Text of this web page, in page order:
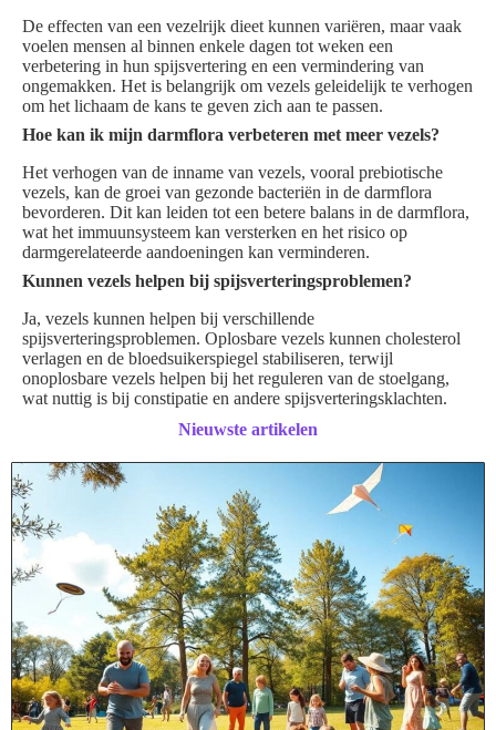
De effecten van een vezelrijk dieet kunnen variëren, maar vaak
voelen mensen al binnen enkele dagen tot weken een
verbetering in hun spijsvertering en een vermindering van
ongemakken. Het is belangrijk om vezels geleidelijk te verhogen
om het lichaam de kans te geven zich aan te passen.
Hoe kan ik mijn darmflora verbeteren met meer vezels?
Het verhogen van de inname van vezels, vooral prebiotische
vezels, kan de groei van gezonde bacteriën in de darmflora
bevorderen. Dit kan leiden tot een betere balans in de darmflora,
wat het immuunsysteem kan versterken en het risico op
darmgerelateerde aandoeningen kan verminderen.
Kunnen vezels helpen bij spijsverteringsproblemen?
Ja, vezels kunnen helpen bij verschillende
spijsverteringsproblemen. Oplosbare vezels kunnen cholesterol
verlagen en de bloedsuikerspiegel stabiliseren, terwijl
onoplosbare vezels helpen bij het reguleren van de stoelgang,
wat nuttig is bij constipatie en andere spijsverteringsklachten.
Nieuwste artikelen